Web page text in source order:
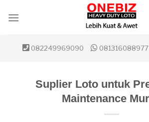
082249969090 081316088977
Suplier Loto untuk
Maintenance